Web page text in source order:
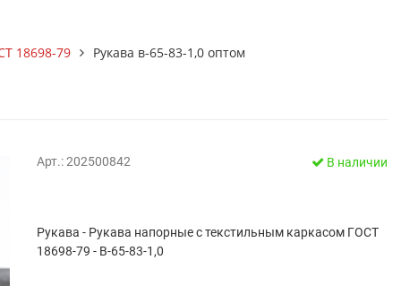
18698-79 Рукава в-65-83-1,0 оптом
Арт.: 202500842 В наличии
Рукава - Рукава напорные с текстильным каркасом ГОСТ
18698-79 - В-65-83-1,0